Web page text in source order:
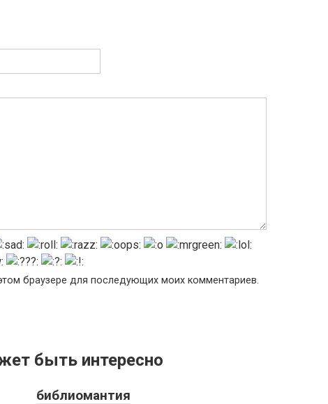
браузере для последующих моих комментариев.
быть интересно
библиомантия